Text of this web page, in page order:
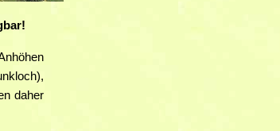
daher